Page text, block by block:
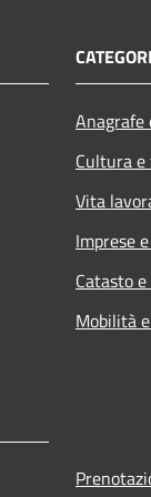
Cultura
Vita
Imprese
Catasto
Mobilità